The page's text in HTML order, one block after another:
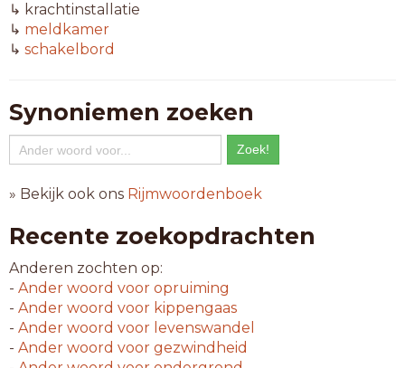
↳ krachtinstallatie
↳ meldkamer
↳ schakelbord
Synoniemen zoeken
» Bekijk ook ons Rijmwoordenboek
Recente zoekopdrachten
Anderen zochten op:
- Ander woord voor opruiming
- Ander woord voor kippengaas
- Ander woord voor levenswandel
- Ander woord voor gezwindheid